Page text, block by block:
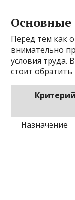
Основные
Перед тем как
внимательно
условия труда.
стоит
Критерий
Назначение